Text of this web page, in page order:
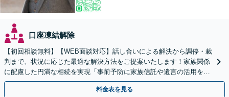
口座凍結解除
【初回相談無料】【WEB面談対応】話し合いによる解決から調停・裁
判まで、状況に応じた最適な解決方法をご提案いたします！家族関係
に配慮した円満な相続を実現「事前予防に家族信託や遺言の活用を」
「相続税に関するご相談にも対応」【休日・夜間相談可】
料金表を見る